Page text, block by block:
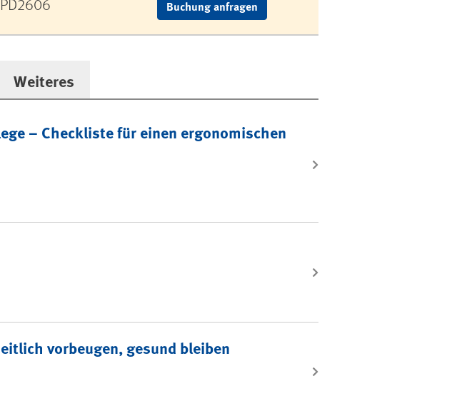
Buchung anfragen
– Checkliste für einen ergonomischen
vorbeugen, gesund bleiben
Weiteres